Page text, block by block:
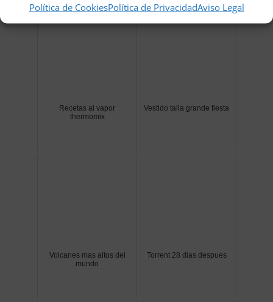
Política de CookiesPolítica de PrivacidadAviso Legal
Recetas al vapor
thermomix
Vestido talla grande fiesta
Volcanes mas altos del
mundo
Torrent 28 dias despues